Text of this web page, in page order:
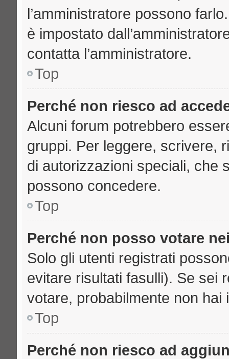
l’amministratore possono
è impostato
contatta l’amministratore.
Top
Perché non riesco ad
Alcuni forum potrebbero
gruppi. Per leggere, scrivere,
di autorizzazioni speciali, che
possono concedere.
Top
Perché non posso votare
Solo gli utenti registrati
evitare risultati fasulli). Se sei
votare, probabilmente non hai
Top
Perché non riesco ad